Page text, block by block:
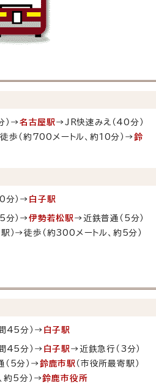
）→名古屋駅 →JR快速みえ（40分）
歩（約700メートル、約10分）→鈴
分）→ 白子駅
分）→伊勢若松駅 →近鉄普通（5分）
）→徒歩（約300メートル、約5分）
45分）→ 白子駅
45分）→ 白子駅 →近鉄急行（3分）
5分）→鈴鹿市駅 （市役所最寄駅）
約5分）→鈴鹿市役所